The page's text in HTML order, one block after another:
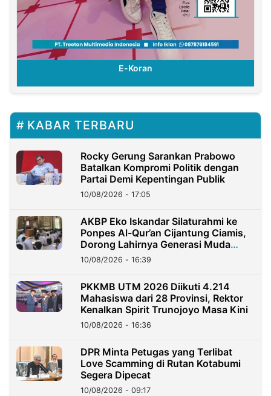
E-Koran
KABAR TERBARU
Rocky Gerung Sarankan Prabowo
Batalkan Kompromi Politik dengan
Partai Demi Kepentingan Publik
10/08/2026 - 17:05
AKBP Eko Iskandar Silaturahmi ke
Ponpes Al-Qur’an Cijantung Ciamis,
Dorong Lahirnya Generasi Muda
Berkarakter
10/08/2026 - 16:39
PKKMB UTM 2026 Diikuti 4.214
Mahasiswa dari 28 Provinsi, Rektor
Kenalkan Spirit Trunojoyo Masa Kini
10/08/2026 - 16:36
DPR Minta Petugas yang Terlibat
Love Scamming di Rutan Kotabumi
Segera Dipecat
10/08/2026 - 09:17